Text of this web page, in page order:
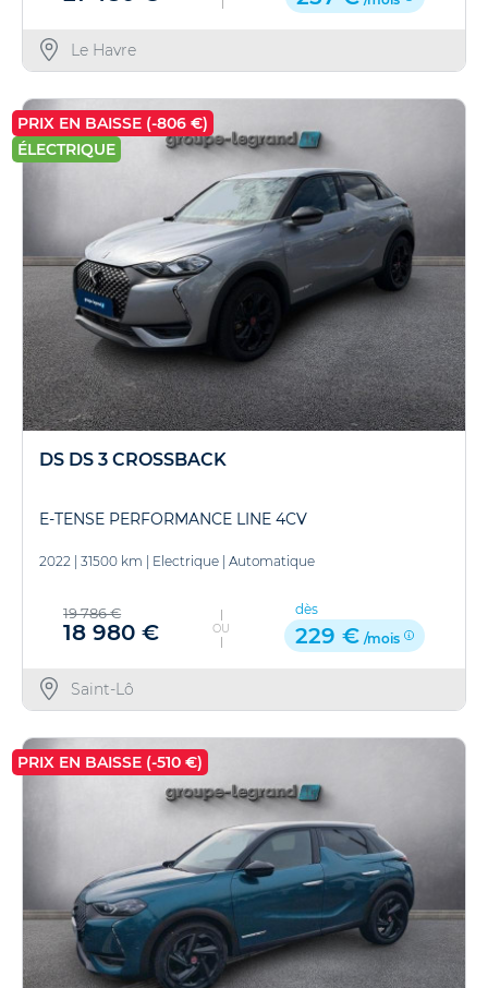
Le Havre
PRIX EN BAISSE (-806 €)
ÉLECTRIQUE
DS DS 3 CROSSBACK
E-TENSE PERFORMANCE LINE 4CV
2022 31500 km Electrique Automatique
19 786 €
18 980 € OU
dès
229 € /mois
Saint-Lô
PRIX EN BAISSE (-510 €)